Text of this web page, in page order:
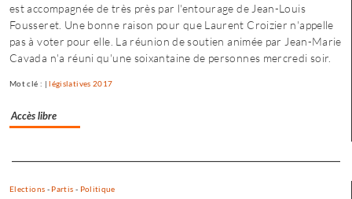
Besançon
:
«
une
est accompagnée de très près par l'entourage de Jean-Louis
Fousseret. Une bonne raison pour que Laurent Croizier n'appelle
pas à voter pour elle. La réunion de soutien animée par Jean-Marie
Cavada n'a réuni qu'une soixantaine de personnes mercredi soir.
Mot clé : |législatives 2017
Accès libre
Separateur
Elections - Partis - Politique